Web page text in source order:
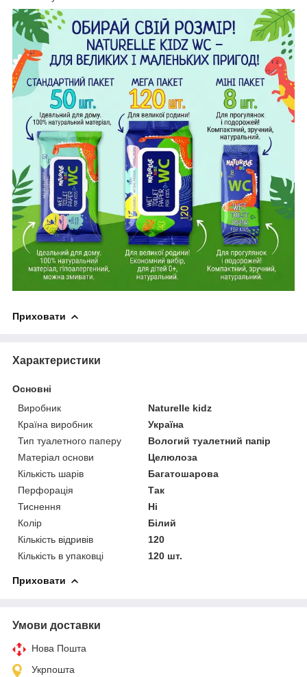
Приховати
Характеристики
Основні
Виробник
Naturelle kidz
Країна виробник
Україна
Тип туалетного паперу
Вологий туалетний папір
Матеріал основи
Целюлоза
Кількість шарів
Багатошарова
Перфорація
Так
Тиснення
Ні
Колір
Білий
Кількість відривів
120
Кількість в упаковці
120 шт.
Приховати
Умови доставки
Нова Пошта
Укрпошта